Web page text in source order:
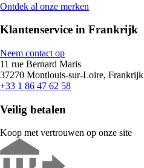
Ontdek al onze merken
Klantenservice in Frankrijk
Neem contact op
11 rue Bernard Maris
37270 Montlouis-sur-Loire, Frankrijk
+33 1 86 47 62 58
Veilig betalen
Koop met vertrouwen op onze site